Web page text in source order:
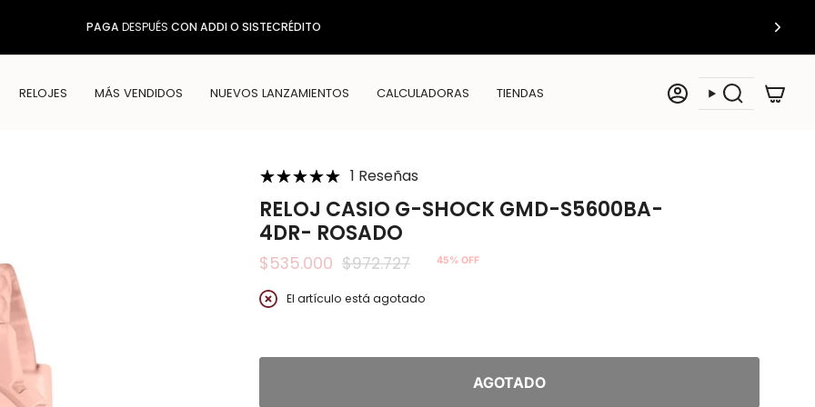
PAGA DESPUÉS CON ADDI O SISTECRÉDITO
RELOJES MÁS VENDIDOS NUEVOS LANZAMIENTOS CALCULADORAS TIENDAS CuentaBúsqueda
1 Reseñas
RELOJ CASIO G-SHOCK GMD-S5600BA-
4DR- ROSADO
$535.000
Precio
regular
$972.727 45% OFF
El artículo está agotado
AGOTADO